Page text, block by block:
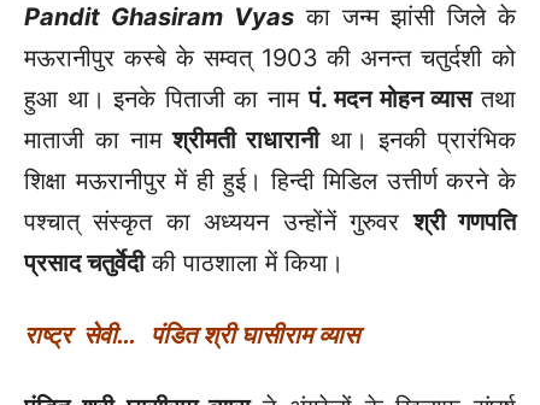
Pandit Ghasiram Vyas का जन्म झांसी जिले के
मऊरानीपुर कस्बे के सम्वत् 1903 की अनन्त चतुर्दशी को
हुआ था। इनके पिताजी का नामपं. मदन मोहन व्यासतथा
माताजी का नामश्रीमती राधारानीथा। इनकी प्रारंभिक
शिक्षा मऊरानीपुर में ही हुई। हिन्दी मिडिल उत्तीर्ण करने के
पश्चात् संस्कृत का अध्ययन उन्होंनें गुरुवरश्री गणपति
प्रसाद चतुर्वेदीकी पाठशाला में किया।
राष्ट्र सेवी… पंडित श्री घासीराम व्यास